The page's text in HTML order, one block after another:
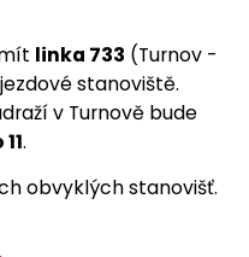
linka 733 (Turnov -
stanoviště.
v Turnově bude
.
obvyklých stanovišť.